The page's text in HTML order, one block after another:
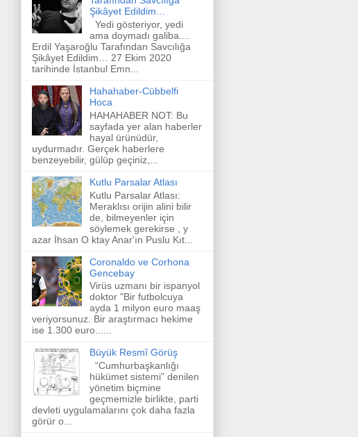
Şikâyet Edildim…
Yedi gösteriyor, yedi
ama doymadı galiba....
Erdil Yaşaroğlu Tarafından Savcılığa
Şikâyet Edildim… 27 Ekim 2020
tarihinde İstanbul Emn...
Hahahaber-Cübbelfi
Hoca
HAHAHABER NOT: Bu
sayfada yer alan haberler
hayal ürünüdür,
uydurmadır. Gerçek haberlere
benzeyebilir, gülüp geçiniz,...
Kutlu Parsalar Atlası
Kutlu Parsalar Atlası:
Meraklısı orijin alini bilir
de, bilmeyenler için
söylemek gerekirse , y
azar İhsan O ktay Anar'ın Puslu Kıt...
Coronaldo ve Corhona
Gencebay
Virüs uzmanı bir ispanyol
doktor "Bir futbolcuya
ayda 1 milyon euro maaş
veriyorsunuz. Bir araştırmacı hekime
ise 1.300 euro......
Büyük Resmî Görüş
“Cumhurbaşkanlığı
hükümet sistemi” denilen
yönetim biçmine
geçmemizle birlikte, parti
devleti uygulamalarını çok daha fazla
görür o...